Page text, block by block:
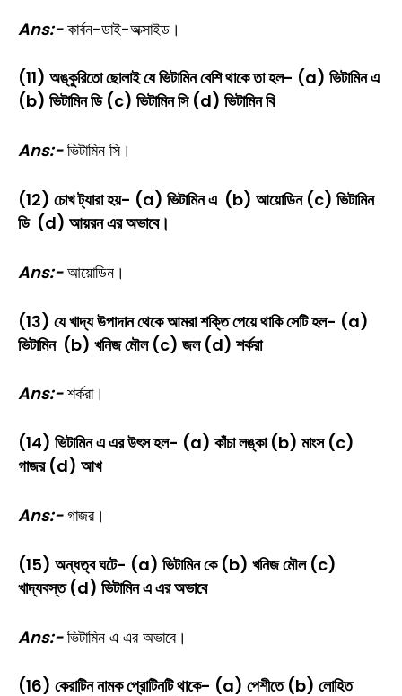
Ans:-কার্বন-ডাই-অক্সাইড।
(11) অঙ্কুরিতো ছোলাই যে ভিটামিন বেশি থাকে তা হল- (a) ভিটামিন এ
(b) ভিটামিন ডি (c) ভিটামিন সি (d) ভিটামিন বি
Ans:-ভিটামিন সি।
(12) চোখ ট্যারা হয়- (a) ভিটামিন এ (b) আয়োডিন (c) ভিটামিন
ডি (d) আয়রন এর অভাবে।
Ans:-আয়োডিন।
(13) যে খাদ্য উপাদান থেকে আমরা শক্তি পেয়ে থাকি সেটি হল- (a)
ভিটামিন (b) খনিজ মৌল (c) জল (d) শর্করা
Ans:-শর্করা।
(14) ভিটামিন এ এর উৎস হল- (a) কাঁচা লঙ্কা (b) মাংস (c)
গাজর (d) আখ
Ans:-গাজর।
(15) অন্ধত্ব ঘটে- (a) ভিটামিন কে (b) খনিজ মৌল (c)
খাদ্যবস্ত (d) ভিটামিন এ এর অভাবে
Ans:-ভিটামিন এ এর অভাবে।
(16) কেরাটিন নামক প্রোটিনটি থাকে- (a) পেশীতে (b) লোহিত